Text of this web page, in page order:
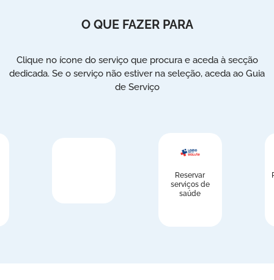
O QUE FAZER PARA
Clique no ícone do serviço que procura e aceda à secção
dedicada. Se o serviço não estiver na seleção, aceda ao Guia
de Serviço
Reservar
serviços de
saúde